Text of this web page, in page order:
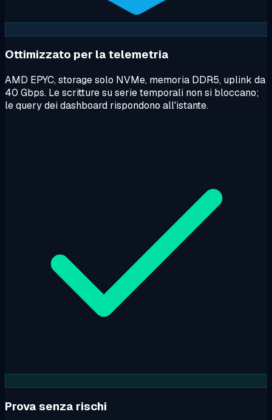
Ottimizzato per la telemetria
AMD EPYC, storage solo NVMe, memoria DDR5, uplink da
40 Gbps. Le scritture su serie temporali non si bloccano;
le query dei dashboard rispondono all'istante.
Prova senza rischi